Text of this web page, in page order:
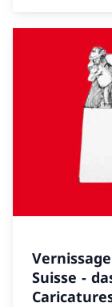
Suisse -